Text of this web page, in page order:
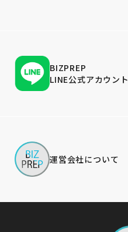
BIZPREP
LINE公式アカウント
運営会社について